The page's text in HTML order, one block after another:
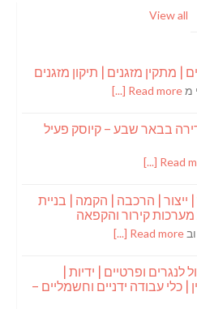
View all
| מתקין מזגנים | תיקון מזגנים
מRead more [...]
בבאר שבע – קיוסק פעיל
Read
ייצור | הרכבה | הקמה | בניית
מערכות קירור והקפאה
Read more [...]
לנגרים ופרטיים | ידיות |
| כלי עבודה ידניים וחשמליים –